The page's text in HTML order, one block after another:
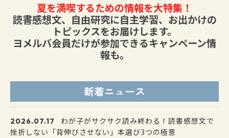
夏を満喫するための情報を大特集！
読書感想文、自由研究に自主学習、お出かけの
トピックスをお届けします。
ヨメルバ会員だけが参加できるキャンペーン情
報も。
新着ニュース
2026.07.17
わが子がサクサク読み終わる！読書感想文で
挫折しない「背伸びさせない」本選び3つの極意